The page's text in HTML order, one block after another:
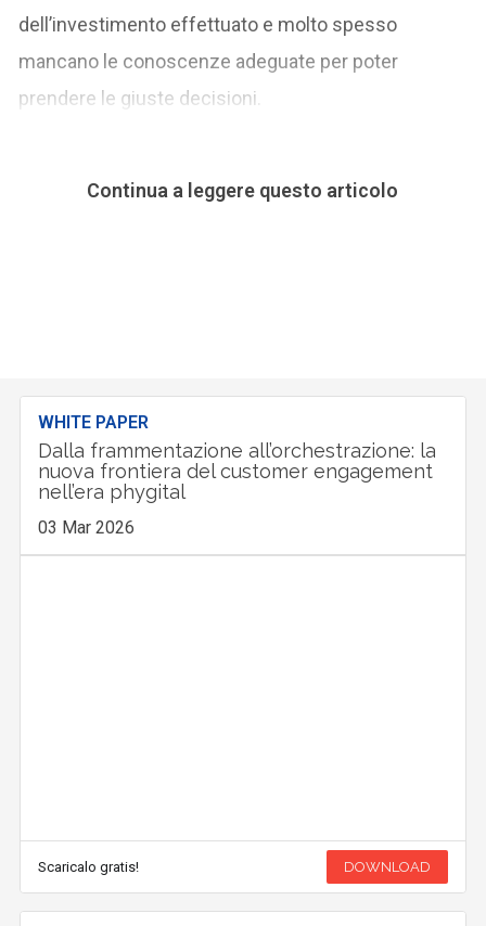
dell’investimento effettuato e molto spesso
mancano le conoscenze adeguate per poter
prendere le giuste decisioni.
Continua a leggere questo articolo
WHITE PAPER
Dalla frammentazione all’orchestrazione: la
nuova frontiera del customer engagement
nell’era phygital
03 Mar 2026
Scaricalo gratis! DOWNLOAD